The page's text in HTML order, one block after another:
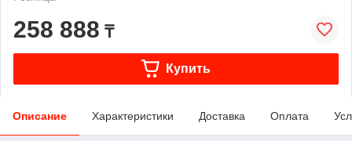
258 888 ₸
Купить
Описание Характеристики Доставка Оплата